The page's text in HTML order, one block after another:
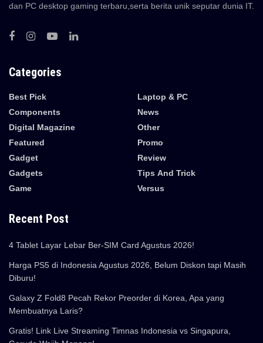
dan PC desktop gaming terbaru,serta berita unik seputar dunia IT.
Categories
Best Pick
Components
Digital Magazine
Featured
Gadget
Gadgets
Game
Laptop & PC
News
Other
Promo
Review
Tips And Trick
Versus
Recent Post
4 Tablet Layar Lebar Ber-SIM Card Agustus 2026!
Harga PS5 di Indonesia Agustus 2026, Belum Diskon tapi Masih
Diburu!
Galaxy Z Fold8 Pecah Rekor Preorder di Korea, Apa yang
Membuatnya Laris?
Gratis! Link Live Streaming Timnas Indonesia vs Singapura,